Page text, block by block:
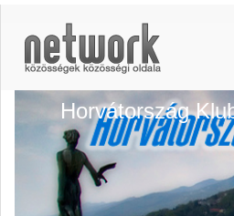
Horvátország